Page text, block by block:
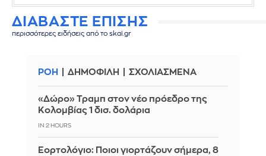
ΔΙΑΒΑΣΤΕ ΕΠΙΣΗΣ
περισσότερες ειδήσεις από το skai.gr
ΡΟΗ ΔΗΜΟΦΙΛΗ ΣΧΟΛΙΑΣΜΕΝΑ
«Δώρο» Τραμπ στον νέο πρόεδρο της
Κολομβίας 1 δισ. δολάρια
IN 2 HOURS
Εορτολόγιο: Ποιοι γιορτάζουν σήμερα, 8